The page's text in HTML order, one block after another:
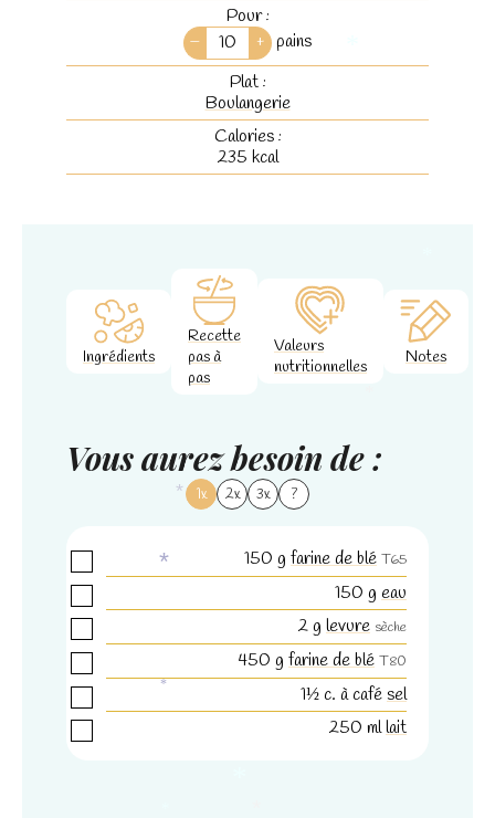
Pour :
–
+ pains
Plat :
Boulangerie
Calories :
235 kcal
Ingrédients
Recette
pas à
pas
Valeurs
nutritionnelles
Notes
Vous aurez besoin de :
1x 2x 3x ?
150 g farine de blé T65
150 g eau
2 g levure sèche
450 g farine de blé T80
1½ c. à cafésel
250 mllait